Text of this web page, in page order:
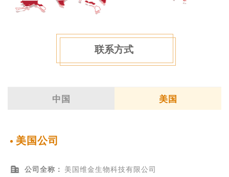
联系方式
中国 美国
美国公司
公司全称： 美国维金生物科技有限公司